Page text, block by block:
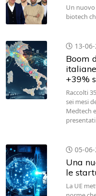
Un
biotech
13-
Boom
+39%
Raccolti
sei mesi
Medtech
presentati
05-
Una
le
La UE